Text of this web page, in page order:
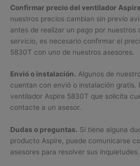
Confirmar precio del ventilador
nuestros precios cambian sin previo
antes de realizar un pago por nuestros
servicio, es necesario confirmar el
5830T con uno de nuestros asesores.
Envió o instalación. Algunos de
cuentan con envió o instalación gratis.
ventilador Aspire 5830T que solicita
contacte a un asesor.
Dudas o preguntas. Si tiene alguna
producto Aspire, puede comunicarse
asesores para resolver sus inquietudes.